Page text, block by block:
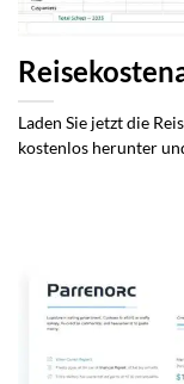
Laden Sie jetzt die
kostenlos herunter